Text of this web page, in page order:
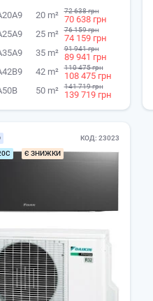
20 m² 72 638 грн
70 638 грн
25 m² 76 159 грн
74 159 грн
35 m² 91 941 грн
89 941 грн
42 m² 110 475 грн
108 475 грн
50 m² 141 719 грн
139 719 грн
Є ЗНИЖКИ
КОД 23023